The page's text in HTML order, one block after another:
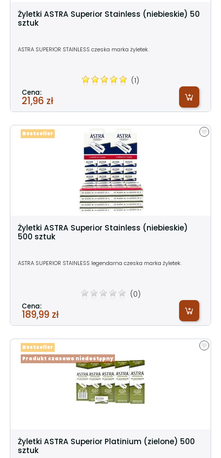
Żyletki ASTRA Superior Stainless (niebieskie) 50
sztuk
ASTRA SUPERIOR STAINLESS czeska marka żyletek.
(1)
Cena:
21,96 zł
Żyletki ASTRA Superior Stainless (niebieskie)
500 sztuk
ASTRA SUPERIOR STAINLESS legendarna czeska marka żyletek.
(0)
Cena:
189,99 zł
Bestseller
Żyletki ASTRA Superior Platinium (zielone) 500
sztuk
Produkt czasowo niedostępny
Bestseller